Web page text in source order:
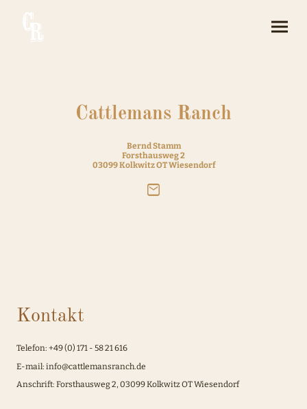
Cattlemans Ranch
Bernd Stamm
Forsthausweg 2
03099 Kolkwitz OT Wiesendorf
Kontakt
Telefon: +49 (0) 171 - 58 21 616
E-mail: info@cattlemansranch.de
Anschrift: Forsthausweg 2, 03099 Kolkwitz OT Wiesendorf